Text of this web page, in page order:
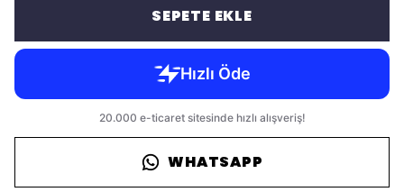
SEPETE EKLE
WHATSAPP